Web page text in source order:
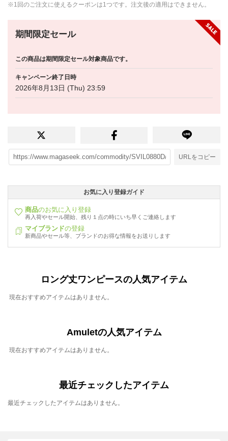
※1回のご注文に使えるクーポンは1つです。注文後の適用はできません。
期間限定セール
この商品は期間限定セール対象商品です。
キャンペーン終了日時
2026年8月13日 (Thu) 23:59
URLをコピー
お気に入り登録ガイド
商品のお気に入り登録
再入荷やセール開始、残り１点の時にいち早くご連絡します
マイブランドの登録
新商品やセール等、ブランドのお得な情報をお送りします
ロング丈ワンピースの人気アイテム
現在おすすめアイテムはありません。
Amuletの人気アイテム
現在おすすめアイテムはありません。
最近チェックしたアイテム
最近チェックしたアイテムはありません。